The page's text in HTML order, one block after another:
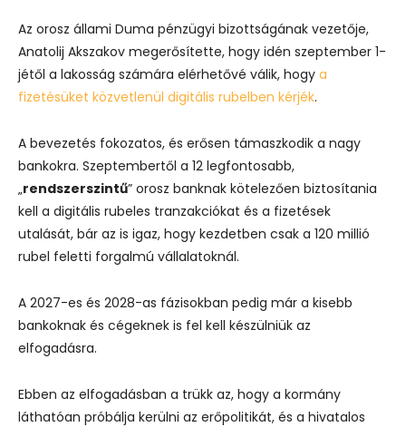
Az orosz állami Duma pénzügyi bizottságának vezetője,
Anatolij Akszakov megerősítette, hogy idén szeptember 1-
jétől a lakosság számára elérhetővé válik, hogy a
fizetésüket közvetlenül digitális rubelben kérjék.
A bevezetés fokozatos, és erősen támaszkodik a nagy
bankokra. Szeptembertől a 12 legfontosabb,
„rendszerszintű” orosz banknak kötelezően biztosítania
kell a digitális rubeles tranzakciókat és a fizetések
utalását, bár az is igaz, hogy kezdetben csak a 120 millió
rubel feletti forgalmú vállalatoknál.
A 2027-es és 2028-as fázisokban pedig már a kisebb
bankoknak és cégeknek is fel kell készülniük az
elfogadásra.
Ebben az elfogadásban a trükk az, hogy a kormány
láthatóan próbálja kerülni az erőpolitikát, és a hivatalos